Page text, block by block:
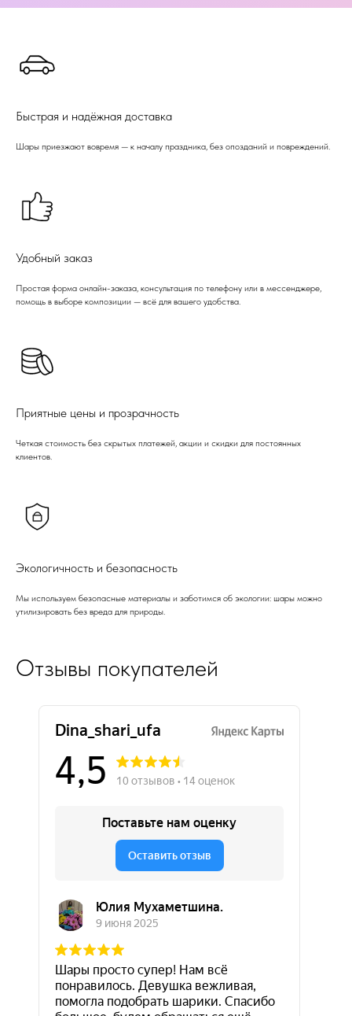
Быстрая и надёжная доставка
Шары приезжают вовремя — к началу праздника, без опозданий и повреждений.
Удобный заказ
Простая форма онлайн-заказа, консультация по телефону или в мессенджере,
помощь в выборе композиции — всё для вашего удобства.
Приятные цены и прозрачность
Четкая стоимость без скрытых платежей, акции и скидки для постоянных
клиентов.
Экологичность и безопасность
Мы используем безопасные материалы и заботимся об экологии: шары можно
утилизировать без вреда для природы.
Отзывы покупателей